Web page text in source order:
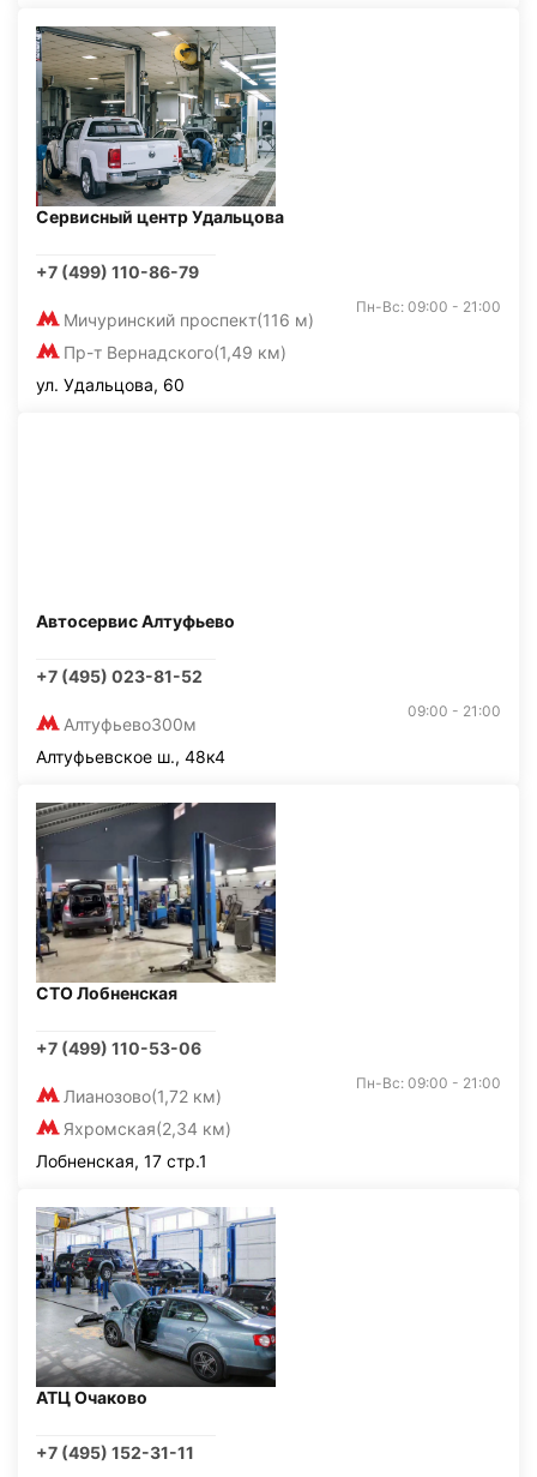
Сервисный центр Удальцова
+7 (499) 110-86-79
Мичуринский проспект(116 м)
Пр-т Вернадского(1,49 км)
Пн-Вс: 09:00 - 21:00
ул. Удальцова, 60
Автосервис Алтуфьево
+7 (495) 023-81-52
Алтуфьево300м
09:00 - 21:00
Алтуфьевское ш., 48к4
СТО Лобненская
+7 (499) 110-53-06
Лианозово(1,72 км)
Яхромская(2,34 км)
Пн-Вс: 09:00 - 21:00
Лобненская, 17 стр.1
АТЦ Очаково
+7 (495) 152-31-11